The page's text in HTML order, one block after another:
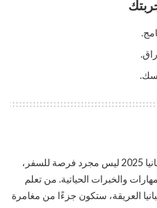
التسجيل في العمل التطوعي في إسبانيا 2025 ليس مجرد فرصة للسفر،
والخبرات الحياتية. من تعلم
العريقة، ستكون جزءًا من مغامرة